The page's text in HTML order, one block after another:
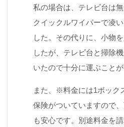
私の場合は、テレビ台は
クイックルワイパーで凌
した。その代りに、小物
したが、テレビ台と掃除
いたので十分に運ぶことが
また、
※料金には1ボック
保険がついていますので
も安心です。別途料金を